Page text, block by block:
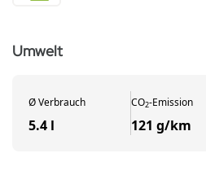
Umwelt
ØVerbrauch
5.4 l
CO2-Emission
121 g/km